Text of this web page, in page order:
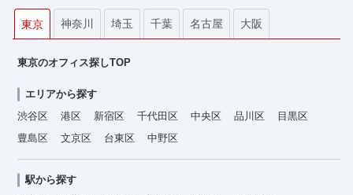
東京 神奈川 埼玉 千葉 名古屋 大阪
東京のオフィス探しTOP
エリアから探す
渋谷区
港区 新宿区 千代田区 中央区 品川区
目黒区
豊島区
文京区 台東区 中野区
駅から探す